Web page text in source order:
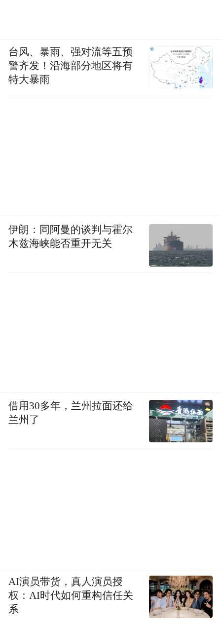
台风、暴雨、强对流等五预
警齐发！沿海部分地区将有
特大暴雨
伊朗：同阿曼的谈判与霍尔
木兹海峡能否重开无关
借用30多年，兰州拉面还给
兰州了
AI演员带货，真人演员授
权：AI时代如何重构信任关
系